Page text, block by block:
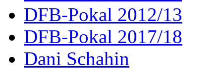
DFB-Pokal 2012/13
DFB-Pokal 2017/18
Dani Schahin